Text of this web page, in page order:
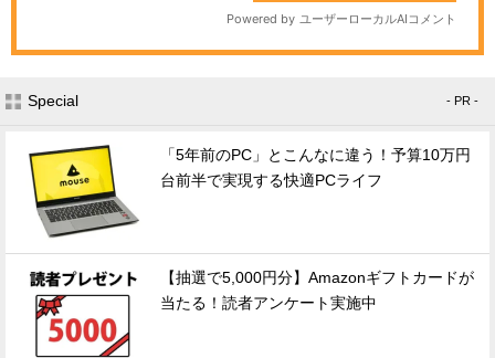
Special - PR -
「5年前のPC」とこんなに違う！予算10万円
台前半で実現する快適PCライフ
【抽選で5,000円分】Amazonギフトカードが
当たる！読者アンケート実施中